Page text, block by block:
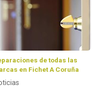
de todas las
en Fichet A Coruña